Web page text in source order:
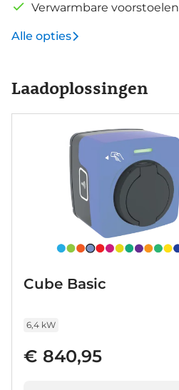
Verwarmbare voorstoelen
Alle opties
Laadoplossingen
Cube Basic
6,4 kW
€ 840,95